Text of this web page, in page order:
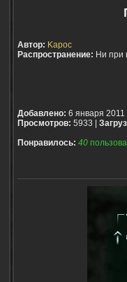
Автор: Kapoc
Распространение: Ни при
Добавлено: 6 января 2011
Просмотров: 5933 |
Понравилось: 40